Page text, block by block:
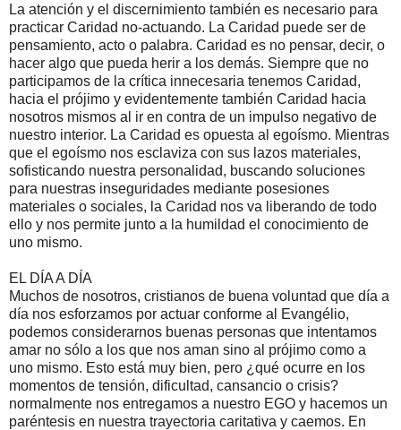
La atención y el discernimiento también es necesario para
practicar Caridad no-actuando. La Caridad puede ser de
pensamiento, acto o palabra. Caridad es no pensar, decir, o
hacer algo que pueda herir a los demás. Siempre que no
participamos de la crítica innecesaria tenemos Caridad,
hacia el prójimo y evidentemente también Caridad hacia
nosotros mismos al ir en contra de un impulso negativo de
nuestro interior. La Caridad es opuesta al egoísmo. Mientras
que el egoísmo nos esclaviza con sus lazos materiales,
sofisticando nuestra personalidad, buscando soluciones
para nuestras inseguridades mediante posesiones
materiales o sociales, la Caridad nos va liberando de todo
ello y nos permite junto a la humildad el conocimiento de
uno mismo.
EL DÍA A DÍA
Muchos de nosotros, cristianos de buena voluntad que día a
día nos esforzamos por actuar conforme al Evangélio,
podemos considerarnos buenas personas que intentamos
amar no sólo a los que nos aman sino al prójimo como a
uno mismo. Esto está muy bien, pero ¿qué ocurre en los
momentos de tensión, dificultad, cansancio o crisis?
normalmente nos entregamos a nuestro EGO y hacemos un
paréntesis en nuestra trayectoria caritativa y caemos. En